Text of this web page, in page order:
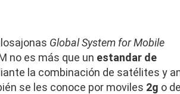
Global System for Mobile
no es más que un estandar de
la combinación de satélites y
se les conoce por moviles 2g o de